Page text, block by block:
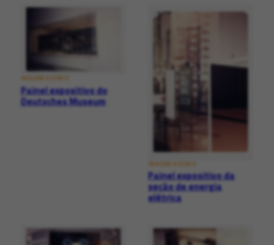
IMAGEM ACERVO
Painel expositivo do
Deutsches Museum
IMAGEM ACERVO
Painel expositivo da
seção de energia
elétrica